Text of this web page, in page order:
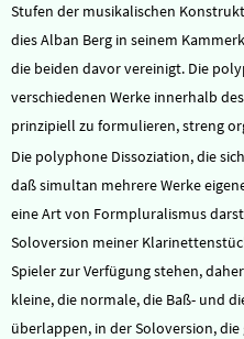
Stufen der musikalischen
dies Alban Berg in seinem
die beiden davor vereinigt. Die
verschiedenen Werke innerhalb
prinzipiell zu formulieren, streng
Die polyphone Dissoziation, die
daß simultan mehrere Werke
eine Art von Formpluralismus
Soloversion meiner
Spieler zur Verfügung stehen,
kleine, die normale, die Baß- und
überlappen, in der Soloversion,